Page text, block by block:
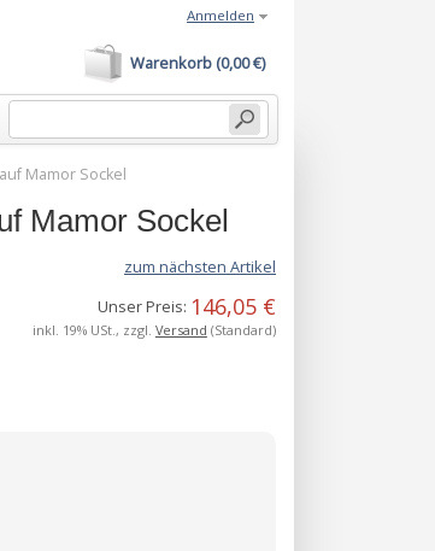
Warenkorb (0,00 €)
Anmelden
Mamor Sockel
Mamor Sockel
zum nächsten Artikel
Unser Preis: 146,05 €
inkl. 19% USt., zzgl. Versand (Standard)